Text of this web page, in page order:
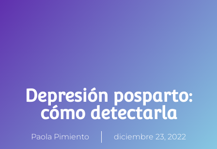
Depresión posparto:
cómo detectarla
Paola Pimiento diciembre 23, 2022